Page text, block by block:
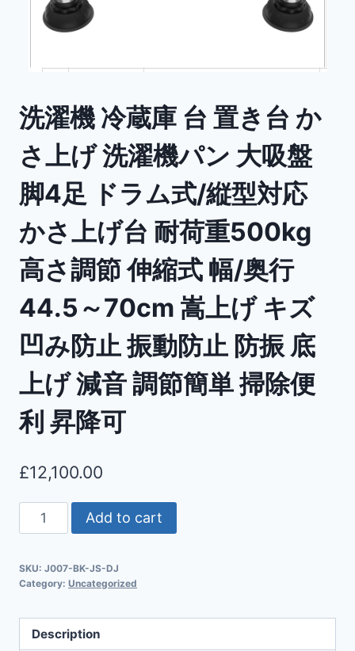
洗濯機 冷蔵庫 台 置き台 か
さ上げ 洗濯機パン 大吸盤
脚4足 ドラム式/縦型対応
かさ上げ台 耐荷重500kg
高さ調節 伸縮式 幅/奥行
44.5～70cm 嵩上げ キズ
凹み防止 振動防止 防振 底
上げ 減音 調節簡単 掃除便
利 昇降可
£12,100.00
Add to cart
SKU: J007-BK-JS-DJ
Category: Uncategorized
Description